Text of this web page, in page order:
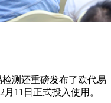
测还重磅发布了欧代易
11日正式投入使用。